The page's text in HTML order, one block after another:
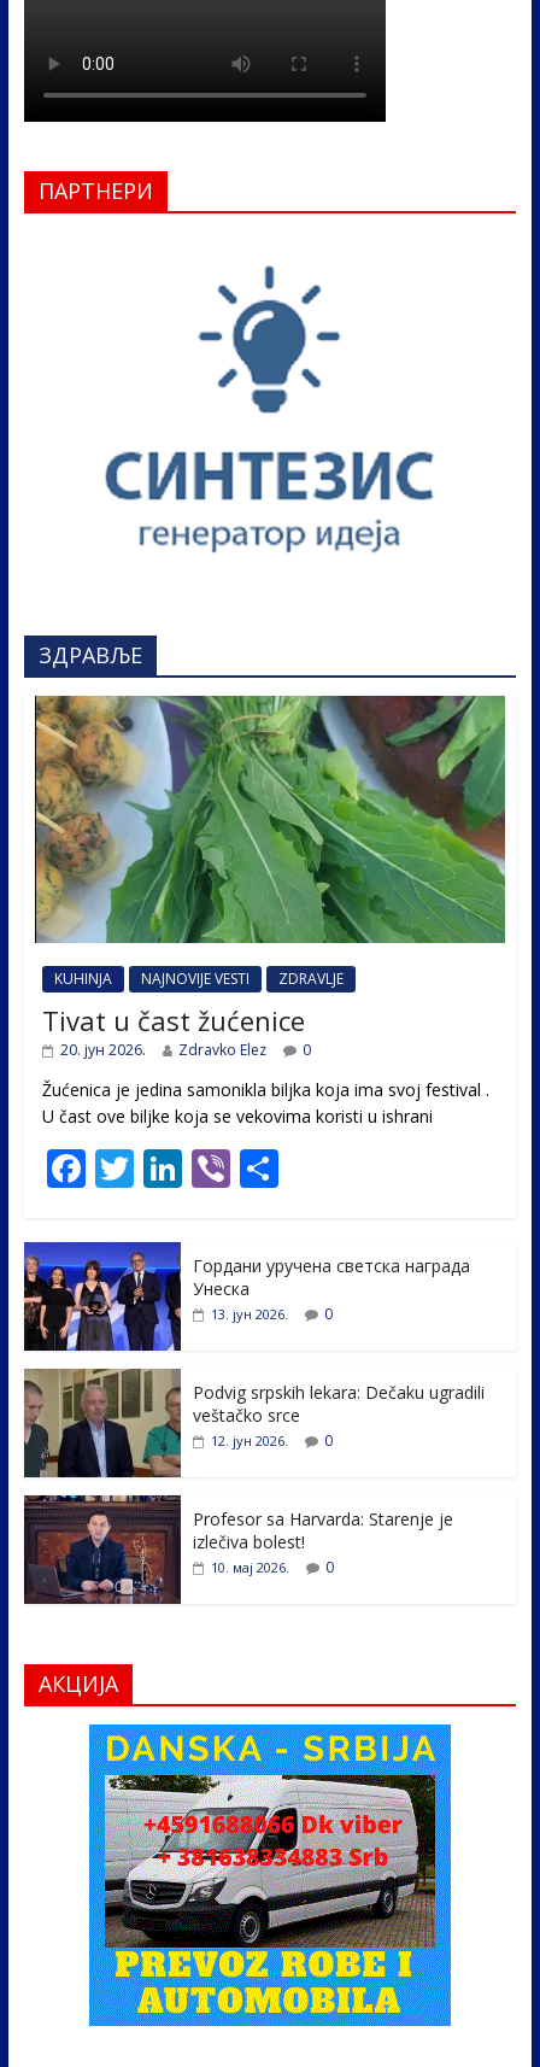
ПАРТНЕРИ
ЗДРАВЉЕ
KUHINJA NAJNOVIJE VESTI ZDRAVLJE
Tivat u čast žućenice
20. јун 2026. Zdravko Elez 0
Žućenica je jedina samonikla biljka koja ima svoj festival .
U čast ovе biljke koja se vekovima koristi u ishrani
F
e
b
o
o
k
T
itt
er
Li
e
dI
Vi S
e
Гордани уручена светска награда
Унеска
13. јун 2026. 0
Podvig srpskih lekara: Dečaku ugradili
veštačko srce
12. јун 2026. 0
Profesor sa Harvarda: Starenje je
izlečiva bolest!
10. мај 2026. 0
АКЦИЈА